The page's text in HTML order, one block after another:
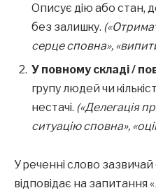
Описує дію або стан,
без залишку.
серце сповна»,
У повному складі /
групу людей чи
нестачі. («Делегація
ситуацію сповна»,
У реченні слово зазвичай
відповідає на запитання «